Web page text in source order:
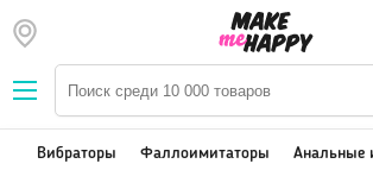
Вибраторы
Вибраторы Фаллоимитаторы Анальные